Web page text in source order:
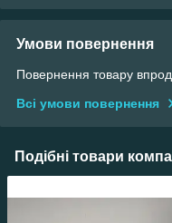
Умови повернення
Повернення товару
Всі умови повернення
Подібні товари